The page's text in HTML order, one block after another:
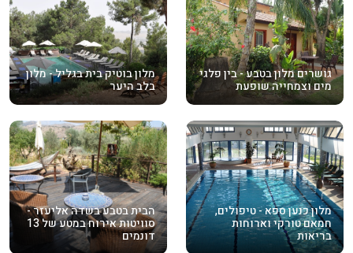
גושרים מלון בטבע - בין פלגי
מים וצמחייה שופעת
מלון בוטיק בית בגליל - מלון
בלב היער
מלון כנען ספא - טיפולים,
חמאם טורקי וארוחות
בריאות
הבית בטבע בשדה אליעזר -
סוויטות אירוח במטע של 13
דונמים